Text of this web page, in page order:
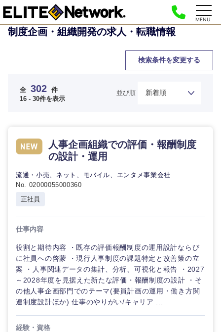
MENU
制度企画・組織開発の求人・転職情報
検索条件を変更する
全 302 件
16 - 30件を表示
並び順
人事企画組織での評価・報酬制度
の設計・運用
流通・小売、ネット、モバイル、エンタメ事業会社
No. 02000055000360
正社員
仕事内容
役割と期待内容 ・既存の評価報酬制度の運用設計ならび
に社員への啓蒙 ・現行人事制度の課題特定と改善策の立
案 ・人事関連データの集計、分析、可視化と報告 ・2027
～2028年度を見据えた新たな評価・報酬制度の設計 ・そ
の他人事企画部門でのテーマ(要員計画の運用・働き方関
連制度設計ほか) 仕事のやりがい/キャリア ...
経験・資格